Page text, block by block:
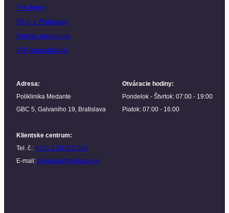
Pre firmy
Blog a Podcasty
Ročné programy
VIP starostlivosť
Adresa:
Poliklinika Medante
GBC 5, Galvaniho 19, Bratislava
Otváracie hodiny:
Pondelok - Štvrtok: 07:00 - 19:00
Piatok: 07:00 - 16:00
Klientske centrum:
Tel. č.: +421 2 20 302 303
E-mail: recepcia@medante.sk